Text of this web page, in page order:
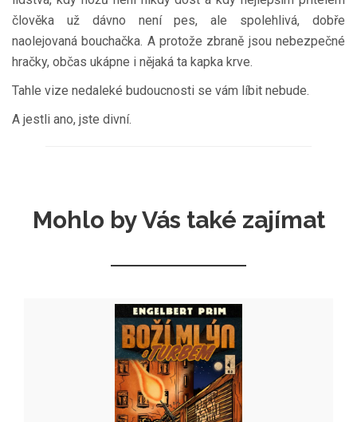
člověka už dávno není pes, ale spolehlivá, dobře
naolejovaná bouchačka. A protože zbraně jsou nebezpečné
hračky, občas ukápne i nějaká ta kapka krve.
Tahle vize nedaleké budoucnosti se vám líbit nebude.
A jestli ano, jste divní.
Mohlo by Vás také zajímat